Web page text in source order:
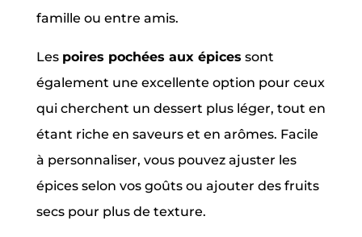
famille ou entre amis.
Les poires pochées aux épices sont
également une excellente option pour ceux
qui cherchent un dessert plus léger, tout en
étant riche en saveurs et en arômes. Facile
à personnaliser, vous pouvez ajuster les
épices selon vos goûts ou ajouter des fruits
secs pour plus de texture.